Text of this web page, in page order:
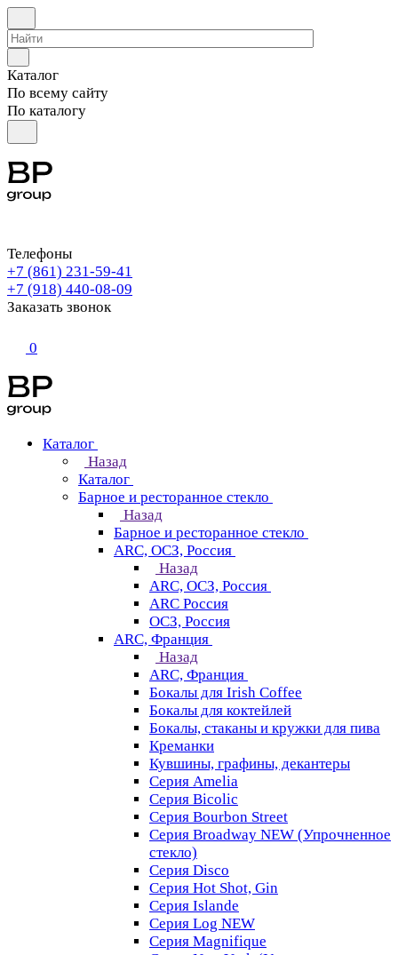
Каталог
По всему сайту
По каталогу
Телефоны
+7 (861) 231-59-41
+7 (918) 440-08-09
Заказать звонок
0
Каталог
Назад
Каталог
Барное и ресторанное стекло
Назад
Барное и ресторанное стекло
ARC, ОСЗ, Россия
Назад
ARC, ОСЗ, Россия
ARC Россия
ОСЗ, Россия
ARC, Франция
Назад
ARC, Франция
Бокалы для Irish Coffee
Бокалы для коктейлей
Бокалы, стаканы и кружки для пива
Креманки
Кувшины, графины, декантеры
Серия Amelia
Серия Bicolic
Серия Bourbon Street
Серия Broadway NEW (Упрочненное
стекло)
Серия Disco
Серия Hot Shot, Gin
Серия Islande
Серия Log NEW
Серия Magnifique